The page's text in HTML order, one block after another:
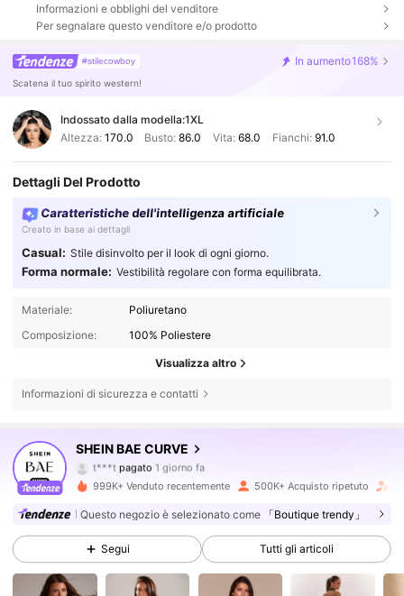
Informazioni e obblighi del venditore
Per segnalare questo venditore e/o prodotto
#stilecowboy In aumento168%
Scatena il tuo spirito western!
Indossato dalla modella:1XL
Altezza: 170.0 Busto:86.0 Vita: 68.0 Fianchi: 91.0
Dettagli Del Prodotto
Caratteristiche dell'intelligenza artificiale
Creato in base ai dettagli
Casual: Stile disinvolto per il look di ogni giorno.
Forma normale: Vestibilità regolare con forma equilibrata.
Materiale:
Poliuretano
Composizione:
100% Poliestere
Visualizza altro
Informazioni di sicurezza e contatti
SHEIN BAE CURVE
4.80
574K Follower
pagato
1 giorno fa
e***dsegue10 minuti fa
4.80 574K Follower
999K+ Venduto recentemente 500K+ Acquisto ripetuto
Questo negozio è selezionato come 「Boutique trendy」
Segui Tutti gli articoli